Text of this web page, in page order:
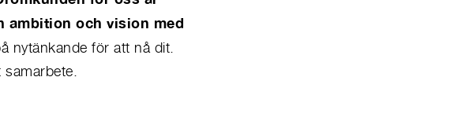
ambition och vision med
nytänkande för att nå dit.